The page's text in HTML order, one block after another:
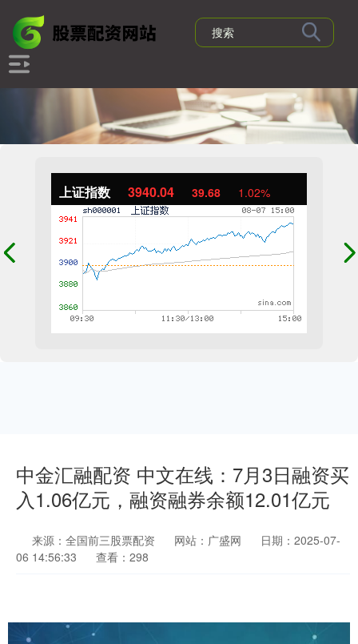
上证指数 3940.04 39.68 1.02%
中金汇融配资 中文在线：7月3日融资买
入1.06亿元，融资融券余额12.01亿元
来源：全国前三股票配资 网站：广盛网
日期：2025-07-
06 14:56:33
查看：298